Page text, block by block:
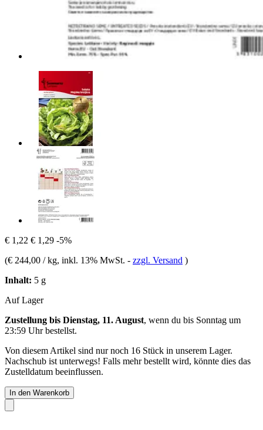
€ 1,22 € 1,29 -5%
(€ 244,00 / kg, inkl. 13% MwSt. - zzgl. Versand )
Inhalt: 5 g
Auf Lager
Zustellung bis Dienstag, 11. August, wenn du bis Sonntag um
23:59 Uhrbestellst.
Von diesem Artikel sind nur noch 16 Stück in unserem Lager.
Nachschub ist unterwegs! Falls mehr bestellt wird, könnte dies das
Zustelldatum beeinflussen.
In den Warenkorb